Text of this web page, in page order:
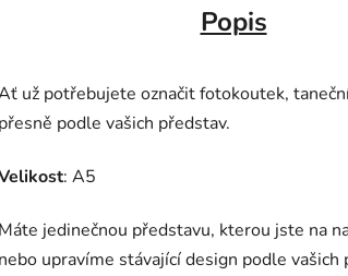
Popis
už potřebujete označit fotokoutek,
přesně podle vašich představ.
: A5
Máte jedinečnou představu, kterou jste na
nebo upravíme stávající design podle